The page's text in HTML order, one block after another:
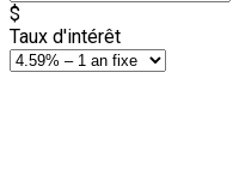
$
Taux d'intérêt